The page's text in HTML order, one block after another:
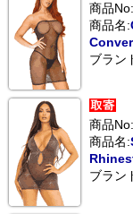
商品No:
商品名:
ブラン
商品No:
商品名:
ブラン